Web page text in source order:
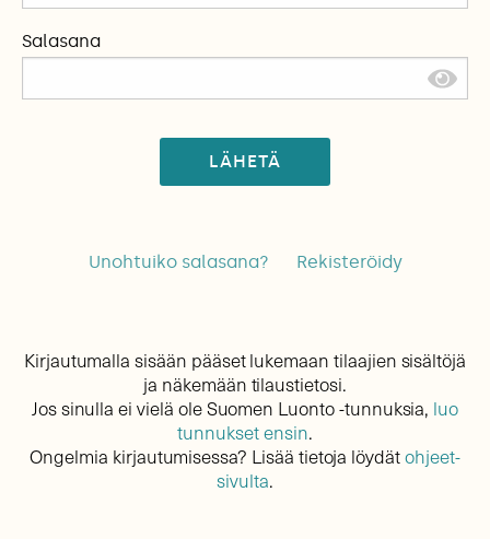
Salasana
LÄHETÄ
Unohtuiko salasana? Rekisteröidy
Kirjautumalla sisään pääset lukemaan tilaajien sisältöjä
ja näkemään tilaustietosi.
Jos sinulla ei vielä ole Suomen Luonto -tunnuksia, luo
tunnukset ensin.
Ongelmia kirjautumisessa? Lisää tietoja löydätohjeet-
sivulta.